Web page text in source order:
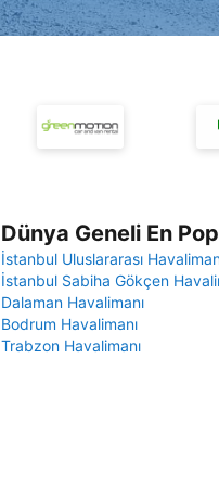
Dünya Geneli En
İstanbul Uluslararası
İstanbul Sabiha Gökçen
Dalaman Havalimanı
Bodrum Havalimanı
Trabzon Havalimanı